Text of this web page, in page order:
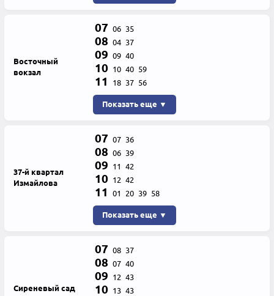
Восточный
вокзал
07 06 35
08 04 37
09 09 40
10 10 40 59
11 18 37 56
Показать еще ▼
37-й квартал
Измайлова
07 07 36
08 06 39
09 11 42
10 12 42
11 01 20 39 58
Показать еще ▼
Сиреневый сад
07 08 37
08 07 40
09 12 43
10 13 43